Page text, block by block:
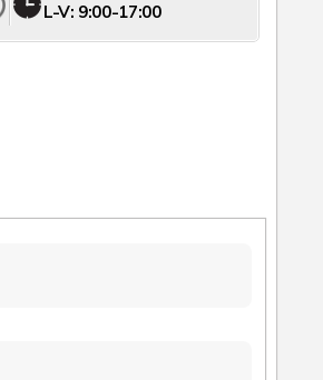
L-V: 9:00-17:00